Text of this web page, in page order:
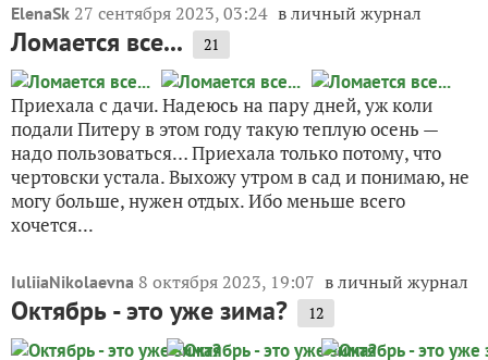
ElenaSk 27 сентября 2023, 03:24 в личный журнал
Ломается все... 21
Приехала с дачи. Надеюсь на пару дней, уж коли
подали Питеру в этом году такую теплую осень —
надо пользоваться… Приехала только потому, что
чертовски устала. Выхожу утром в сад и понимаю, не
могу больше, нужен отдых. Ибо меньше всего
хочется...
IuliiaNikolaevna 8 октября 2023, 19:07 в личный журнал
Октябрь - это уже зима? 12